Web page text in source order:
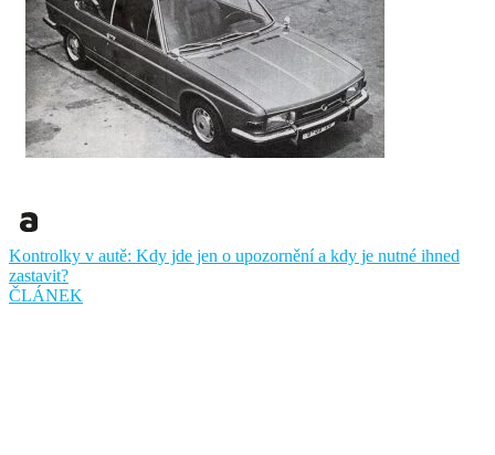
Kontrolky v autě: Kdy jde jen o upozornění a kdy je nutné ihned
zastavit?
ČLÁNEK